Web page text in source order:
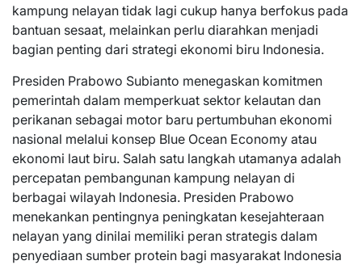
kampung nelayan tidak lagi cukup hanya berfokus pada
bantuan sesaat, melainkan perlu diarahkan menjadi
bagian penting dari strategi ekonomi biru Indonesia.
Presiden Prabowo Subianto menegaskan komitmen
pemerintah dalam memperkuat sektor kelautan dan
perikanan sebagai motor baru pertumbuhan ekonomi
nasional melalui konsep Blue Ocean Economy atau
ekonomi laut biru. Salah satu langkah utamanya adalah
percepatan pembangunan kampung nelayan di
berbagai wilayah Indonesia. Presiden Prabowo
menekankan pentingnya peningkatan kesejahteraan
nelayan yang dinilai memiliki peran strategis dalam
penyediaan sumber protein bagi masyarakat Indonesia